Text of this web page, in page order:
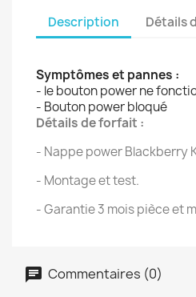
Description Détails
Symptômes et pannes :
- le bouton power ne
- Bouton power bloqué
Détails de forfait :
- Nappe power Blackberry
- Montage et test.
- Garantie 3 mois pièce et
Commentaires (0)